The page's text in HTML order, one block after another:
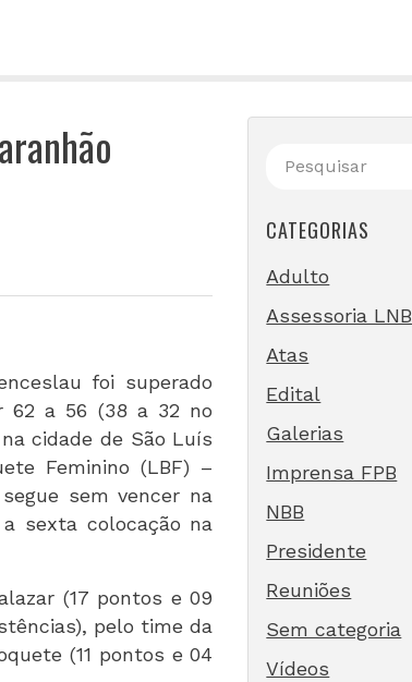
foi superado
62 a 56 (38 a 32 no
cidade de São Luís
Feminino (LBF) –
sem vencer na
sexta colocação na
(17 pontos e 09
pelo time da
(11 pontos e 04
CATEGORIAS
Adulto
Assessoria LNB
Atas
Edital
Galerias
Imprensa FPB
NBB
Presidente
Reuniões
Sem categoria
Vídeos